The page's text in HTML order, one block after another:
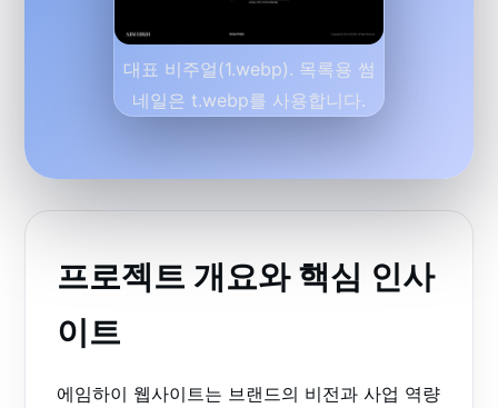
대표 비주얼(1.webp). 목록용 썸
네일은 t.webp를 사용합니다.
프로젝트 개요와 핵심 인사
이트
에임하이 웹사이트는 브랜드의 비전과 사업 역량